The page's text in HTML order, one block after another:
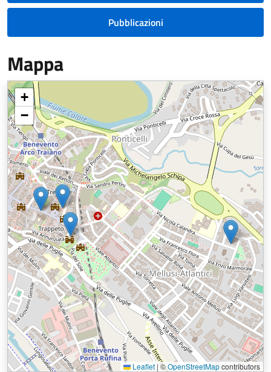
Pubblicazioni
Mappa
+
−
Leaflet |©OpenStreetMapcontributors